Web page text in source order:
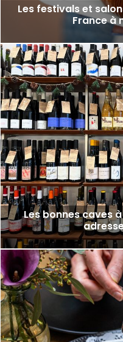
Les festivals et
France à
Les bonnes caves